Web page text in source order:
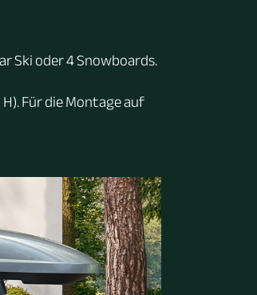
Ski oder 4 Snowboards.
Für die Montage auf